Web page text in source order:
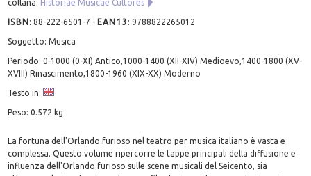
collana: Historiae Musicae Cultores
ISBN:88-222-6501-7 - EAN13 :9788822265012
Soggetto: Musica
Periodo: 0-1000 (0-XI) Antico,1000-1400 (XII-XIV) Medioevo,1400-1800 (XV-
XVIII) Rinascimento,1800-1960 (XIX-XX) Moderno
Testo in:
Peso: 0.572 kg
La fortuna dell'Orlando furioso nel teatro per musica italiano è vasta e
complessa. Questo volume ripercorre le tappe principali della diffusione e
influenza dell'Orlando furioso sulle scene musicali del Seicento, sia